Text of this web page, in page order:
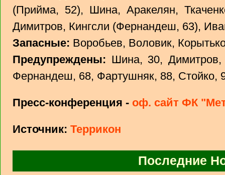
(Прийма, 52), Шина, Аракелян,
Димитров, Кингсли (Фернандеш, 63),
Запасные: Воробьев, Воловик,
Предупреждены: Шина, 30, Димитров,
Фернандеш, 68, Фартушняк, 88, Стойко,
Пресс-конференция - оф. сайт ФК
Источник: Террикон
Последние